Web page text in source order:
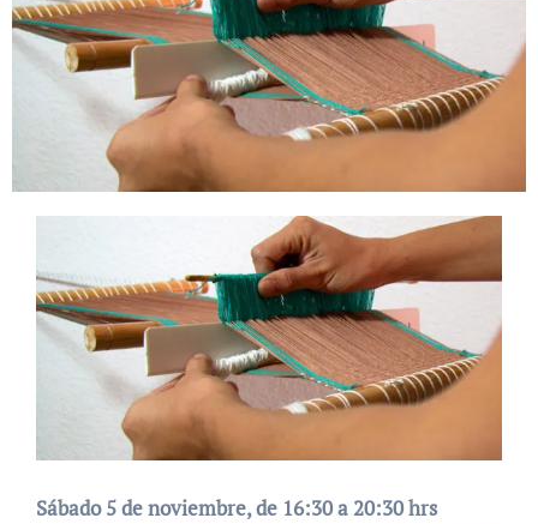
Sábado 5 de noviembre, de 16:30 a 20:30 hrs